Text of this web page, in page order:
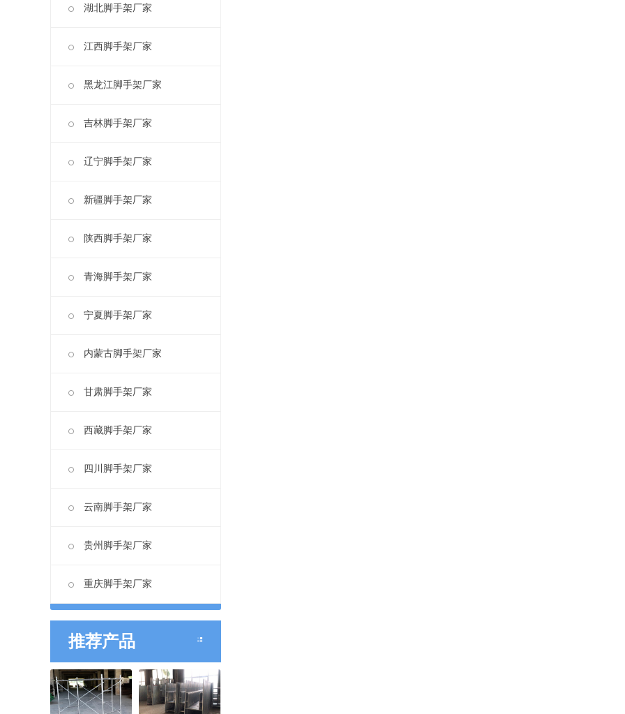
湖北脚手架厂家
江西脚手架厂家
黑龙江脚手架厂家
吉林脚手架厂家
辽宁脚手架厂家
新疆脚手架厂家
陕西脚手架厂家
青海脚手架厂家
宁夏脚手架厂家
内蒙古脚手架厂家
甘肃脚手架厂家
西藏脚手架厂家
四川脚手架厂家
云南脚手架厂家
贵州脚手架厂家
重庆脚手架厂家
推荐产品